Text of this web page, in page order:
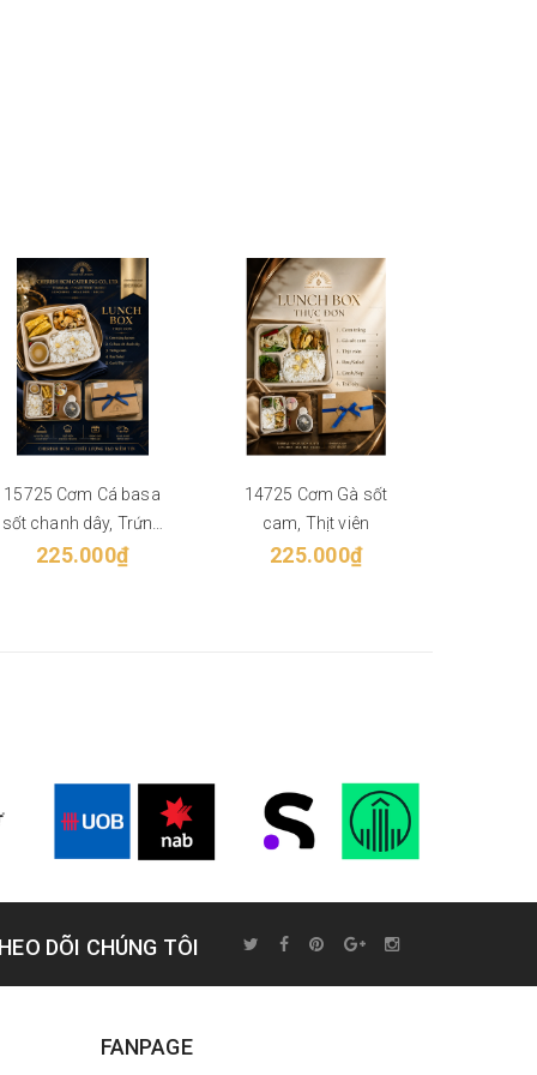
15725 Cơm Cá basa
sốt chanh dây, Trứng
cuộn
225.000₫
14725 Cơm Gà sốt
cam, Thịt viên
225.000₫
DÕI CHÚNG TÔI
FANPAGE